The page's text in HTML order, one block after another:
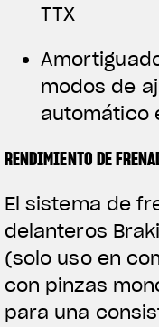
TTX
modos de
automático
RENDIMIENTO DE
El sistema de
delanteros
(solo uso en
con pinzas
para una